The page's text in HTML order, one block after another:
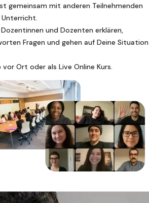
gemeinsam mit anderen Teilnehmenden
Unterricht.
Dozentinnen und Dozenten erklären,
Fragen und gehen auf Deine Situation
vor Ort oder als Live Online Kurs.